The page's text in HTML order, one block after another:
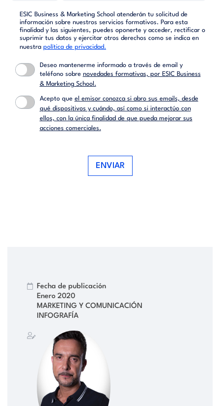
ESIC Business & Marketing School atenderán tu solicitud de
información sobre nuestros servicios formativos. Para esta
finalidad y las siguientes, puedes oponerte y acceder, rectificar o
suprimir tus datos y ejercitar otros derechos como se indica en
nuestra política de privacidad.
Deseo mantenerme informado a través de email y
teléfono sobre novedades formativas, por ESIC Business
& Marketing School.
Acepto que el emisor conozca si abro sus emails, desde
qué dispositivos y cuándo, así como si interactúo con
ellos, con la única finalidad de que pueda mejorar sus
acciones comerciales.
ENVIAR
Fecha de publicación
Enero 2020
MARKETING Y COMUNICACIÓN
INFOGRAFÍA